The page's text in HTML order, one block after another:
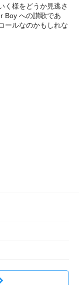
く様をどうか見逃さ
Boy への讃歌であ
ールなのかもしれな